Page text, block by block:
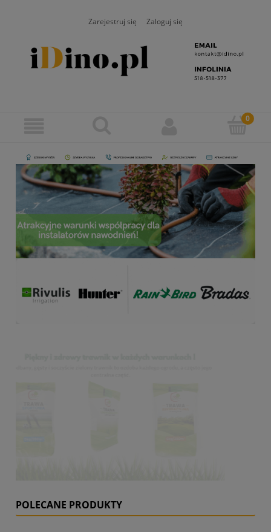
Zarejestruj się Zaloguj się
POLECANE PRODUKTY